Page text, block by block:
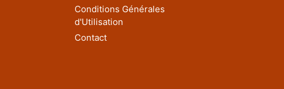
Conditions Générales
d'Utilisation
Contact